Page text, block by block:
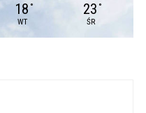
18 °
WT
23 °
ŚR